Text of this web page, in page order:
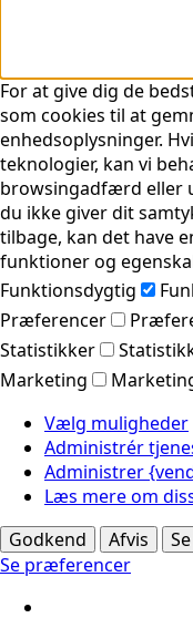
For at give dig de
som cookies til at
enhedsoplysninger.
teknologier, kan vi
browsingadfærd eller
du ikke giver dit
tilbage, kan det have
funktioner og
Funktionsdygtig
Præferencer
Statistikker
Marketing
Vælg muligheder
Administrér
Administrer
Læs mere om
Godkend
Afvis
Se præferencer